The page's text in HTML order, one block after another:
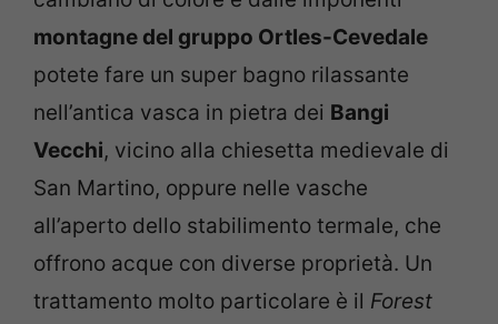
montagne del gruppo Ortles-Cevedale
potete fare un super bagno rilassante
nell’antica vasca in pietra dei Bangi
Vecchi, vicino alla chiesetta medievale di
San Martino, oppure nelle vasche
all’aperto dello stabilimento termale, che
offrono acque con diverse proprietà. Un
trattamento molto particolare è il Forest